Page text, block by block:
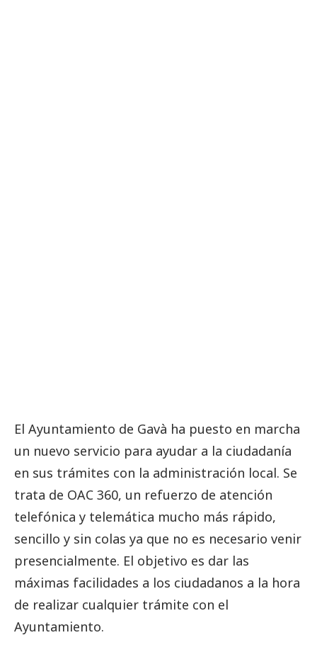
El Ayuntamiento de Gavà ha puesto en marcha
un nuevo servicio para ayudar a la ciudadanía
en sus trámites con la administración local. Se
trata de OAC 360, un refuerzo de atención
telefónica y telemática mucho más rápido,
sencillo y sin colas ya que no es necesario venir
presencialmente. El objetivo es dar las
máximas facilidades a los ciudadanos a la hora
de realizar cualquier trámite con el
Ayuntamiento.